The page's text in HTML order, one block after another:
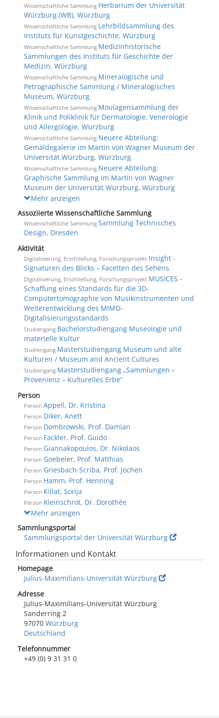
Wissenschaftliche Sammlung Herbarium der Universität
Würzburg (WB), Würzburg
Wissenschaftliche Sammlung Lehrbildsammlung des
Instituts für Kunstgeschichte, Würzburg
Wissenschaftliche Sammlung Medizinhistorische
Sammlungen des Instituts für Geschichte der
Medizin, Würzburg
Wissenschaftliche Sammlung Mineralogische und
Petrographische Sammlung / Mineralogisches
Museum, Würzburg
Wissenschaftliche Sammlung Moulagensammlung der
Klinik und Poliklinik für Dermatologie, Venerologie
und Allergologie, Würzburg
Wissenschaftliche Sammlung Neuere Abteilung:
Gemäldegalerie im Martin von Wagner Museum der
Universität Würzburg, Würzburg
Wissenschaftliche Sammlung Neuere Abteilung:
Graphische Sammlung im Martin von Wagner
Museum der Universität Würzburg, Würzburg
Mehr anzeigen
Assoziierte Wissenschaftliche Sammlung
Wissenschaftliche Sammlung Sammlung Technisches
Design, Dresden
Aktivität
Digitalisierung, Erschließung, Forschungsprojekt Insight -
Signaturen des Blicks – Facetten des Sehens
Digitalisierung, Erschließung, Forschungsprojekt MUSICES -
Schaffung eines Standards für die 3D-
Computertomographie von Musikinstrumenten und
Weiterentwicklung des MIMO-
Digitalisierungsstandards
Studiengang Bachelorstudiengang Museologie und
materielle Kultur
Studiengang Masterstudiengang Museum und alte
Kulturen / Museum and Ancient Cultures
Studiengang Masterstudiengang „Sammlungen –
Provenienz – Kulturelles Erbe“
Person
Person Appell, Dr. Kristina
Person Diker, Anett
Person Dombrowski, Prof. Damian
Person Fackler, Prof. Guido
Person Giannakopoulos, Dr. Nikolaos
Person Goebeler, Prof. Matthias
Person Griesbach-Scriba, Prof. Jochen
Person Hamm, Prof. Henning
Person Killat, Sonja
Person Kleinschrot, Dr. Dorothée
Mehr anzeigen
Sammlungsportal
Sammlungsportal der Universität Würzburg
Informationen und Kontakt
Homepage
Julius-Maximilians-Universität Würzburg
Adresse
Julius-Maximilians-Universität Würzburg
Sanderring 2
97070 Würzburg
Deutschland
Telefonnummer
+49 (0) 9 31 31 0